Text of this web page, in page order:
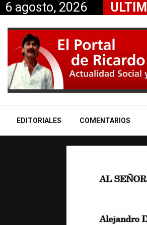
6 agosto, 2026
aliados,…
EDITORIALES COMENTARIOS